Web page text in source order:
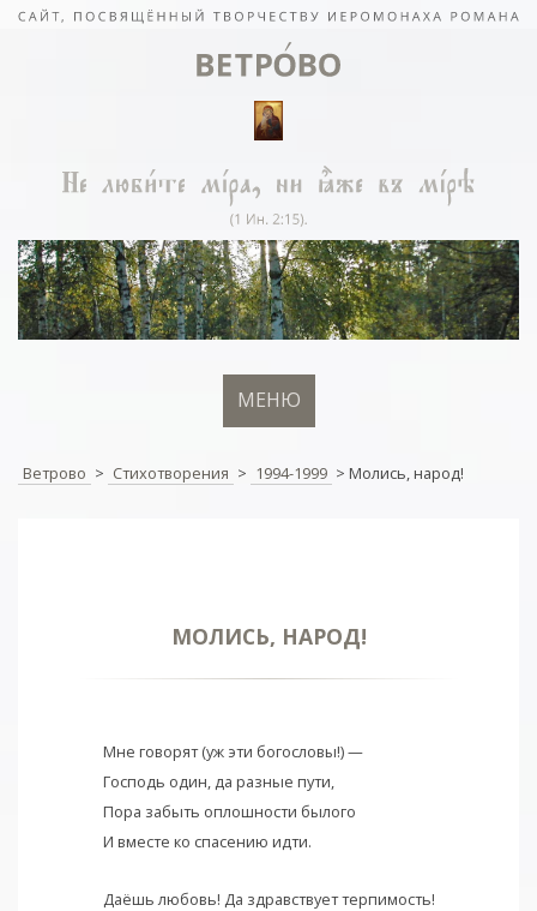
МЕНЮ
Ветрово > Стихотворения > 1994-1999 > Молись, народ!
МОЛИСЬ, НАРОД!
Мне говорят (уж эти богословы!) —
Господь один, да разные пути,
Пора забыть оплошности былого
И вместе ко спасению идти.
Даёшь любовь! Да здравствует терпимость!